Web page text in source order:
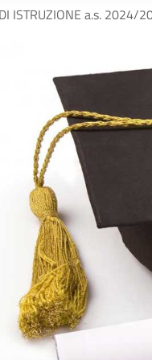
ISTRUZIONE a.s. 2024/